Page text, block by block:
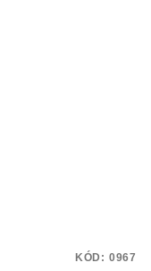
KÓD: 0967